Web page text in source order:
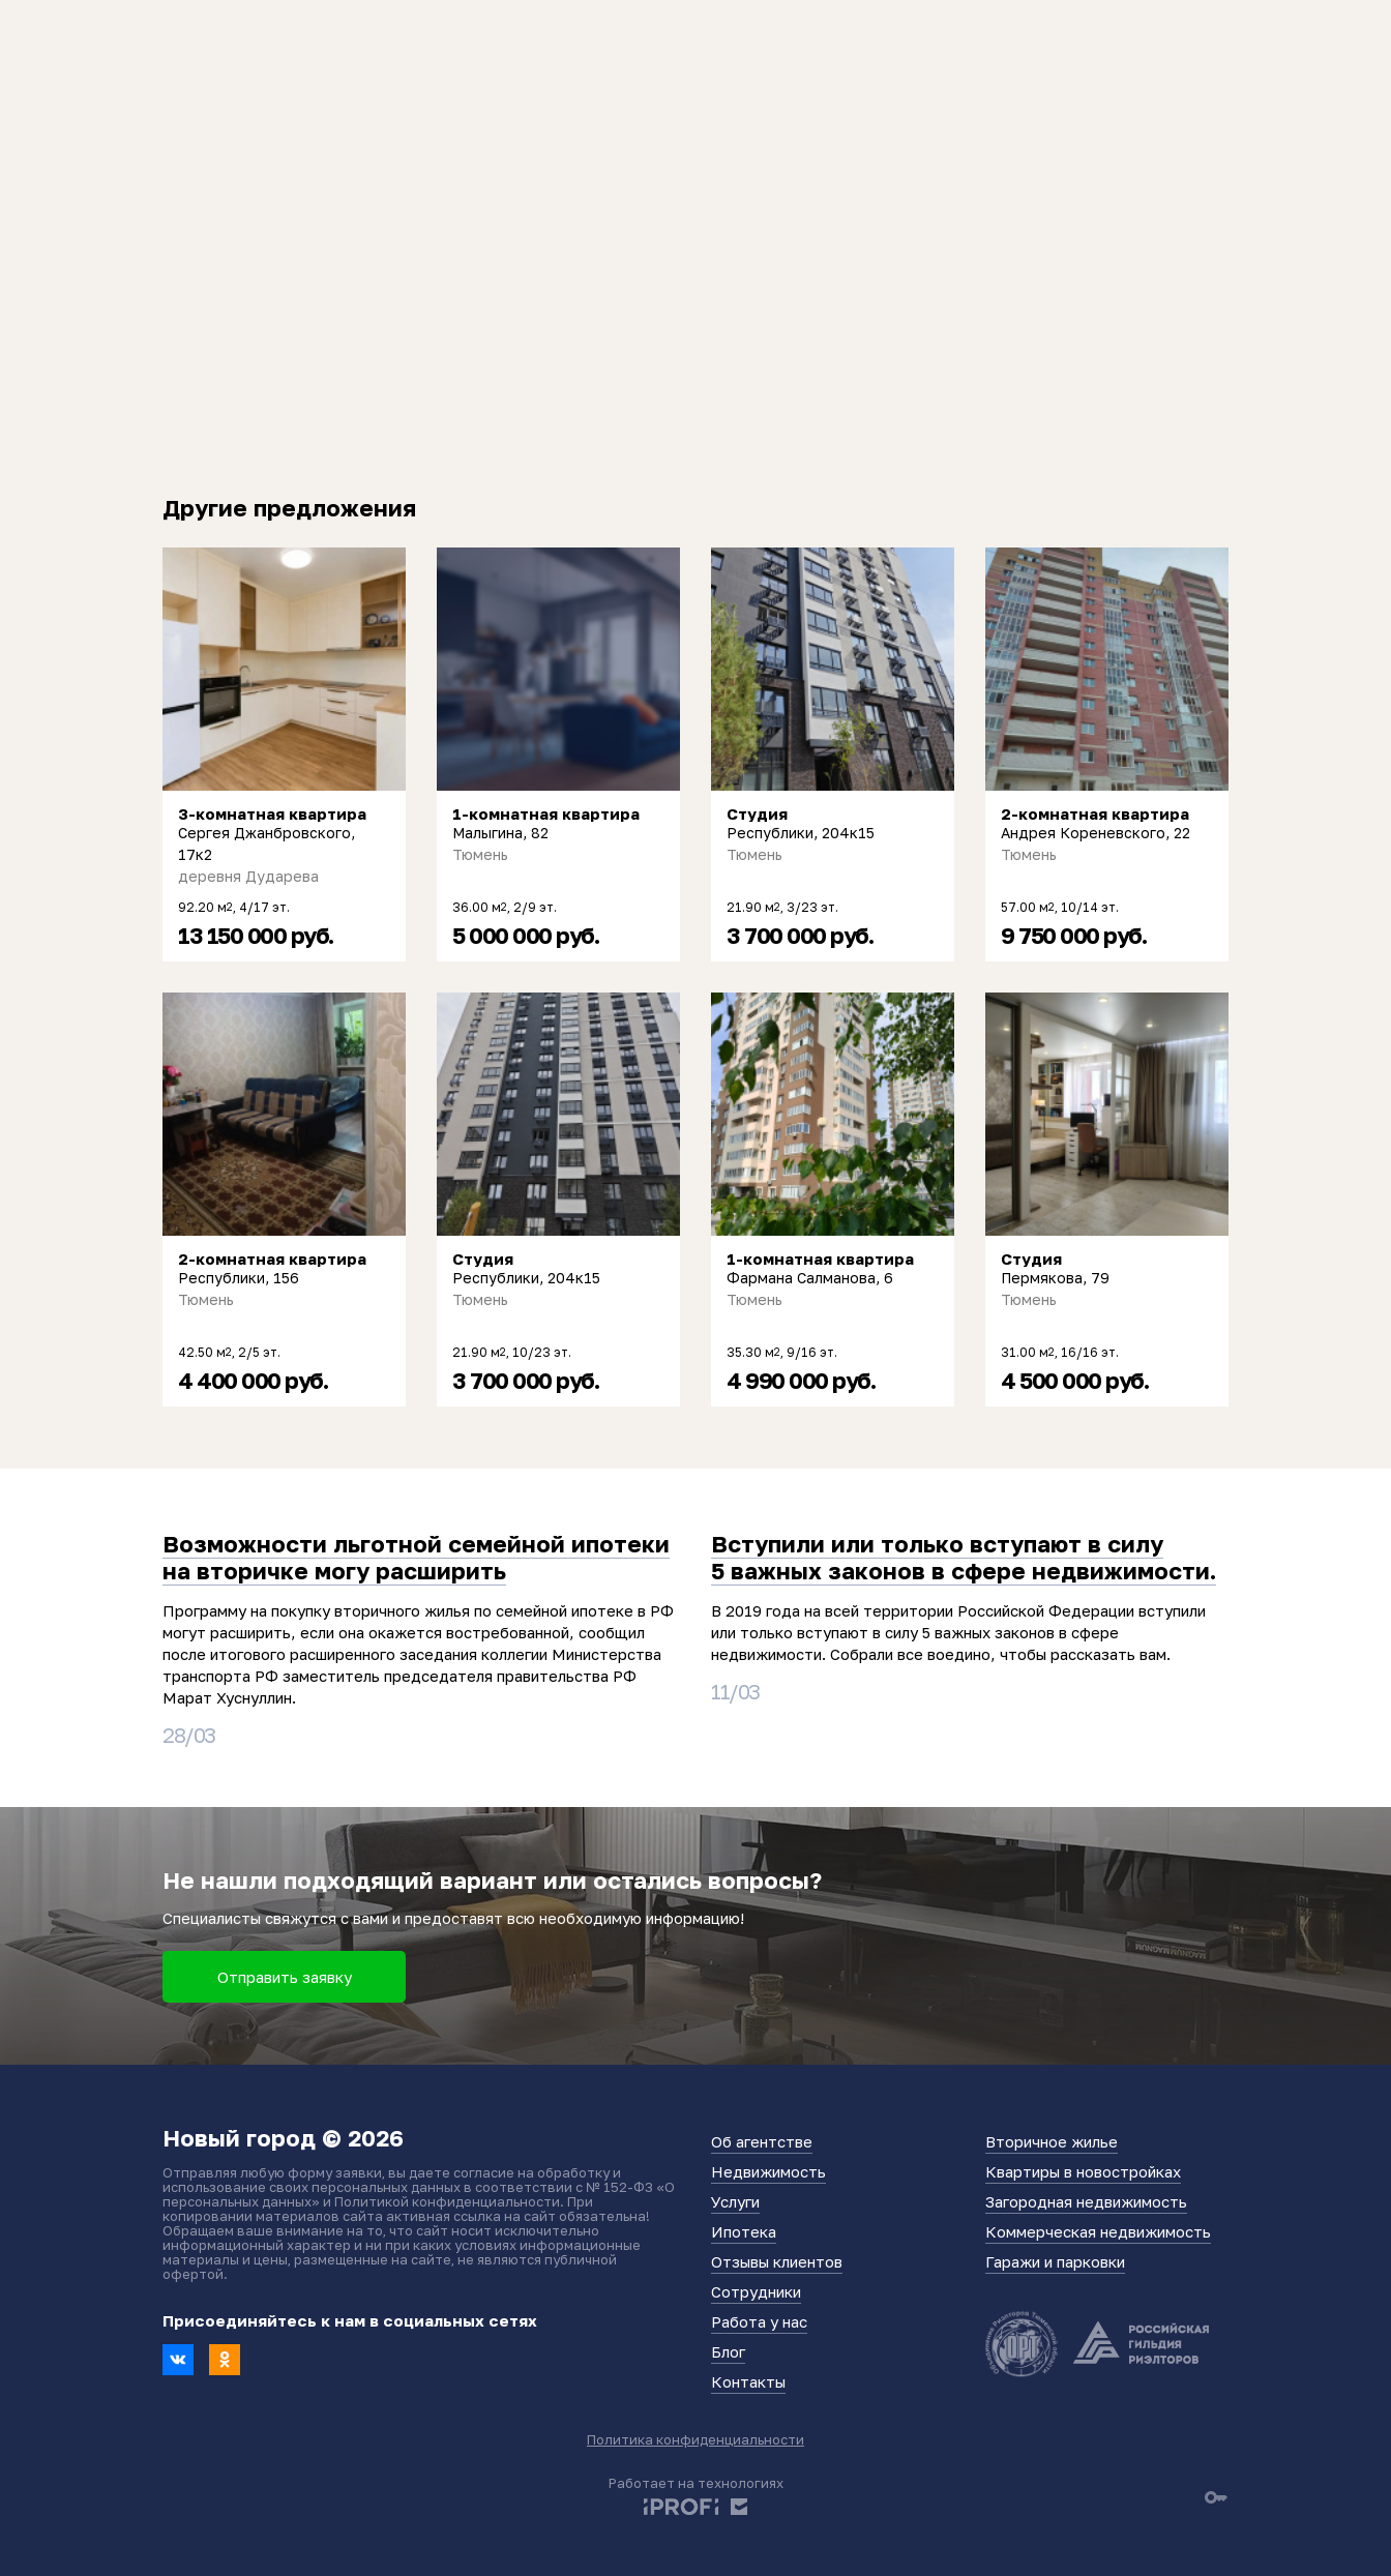
Другие предложения
3-комнатная квартира
Сергея Джанбровского,
17к2
деревня Дударева
92.20 м2, 4/17 эт.
13 150 000 руб.
1-комнатная квартира
Малыгина, 82
Тюмень
36.00 м2, 2/9 эт.
5 000 000 руб.
Студия
Республики, 204к15
Тюмень
21.90 м2, 3/23 эт.
3 700 000 руб.
2-комнатная квартира
Андрея Кореневского, 22
Тюмень
57.00 м2, 10/14 эт.
9 750 000 руб.
2-комнатная квартира
Республики, 156
Тюмень
42.50 м2, 2/5 эт.
4 400 000 руб.
Студия
Республики, 204к15
Тюмень
21.90 м2, 10/23 эт.
3 700 000 руб.
1-комнатная квартира
Фармана Салманова, 6
Тюмень
35.30 м2, 9/16 эт.
4 990 000 руб.
Студия
Пермякова, 79
Тюмень
31.00 м2, 16/16 эт.
4 500 000 руб.
Возможности льготной семейной ипотеки
на вторичке могу расширить
Программу на покупку вторичного жилья по семейной ипотеке в РФ
могут расширить, если она окажется востребованной, сообщил
после итогового расширенного заседания коллегии Министерства
транспорта РФ заместитель председателя правительства РФ
Марат Хуснуллин.
28/03
Вступили или только вступают в силу
5 важных законов в сфере недвижимости.
В 2019 года на всей территории Российской Федерации вступили
или только вступают в силу 5 важных законов в сфере
недвижимости. Собрали все воедино, чтобы рассказать вам.
11/03
Не нашли подходящий вариант или остались вопросы?
Специалисты свяжутся с вами и предоставят всю необходимую информацию!
Отправить заявку
Новый город © 2026
Отправляя любую форму заявки, вы даете согласие на обработку и
использование своих персональных данных в соответствии с № 152-ФЗ «О
персональных данных» и Политикой конфиденциальности. При
копировании материалов сайта активная ссылка на сайт обязательна!
Обращаем ваше внимание на то, что сайт носит исключительно
информационный характер и ни при каких условиях информационные
материалы и цены, размещенные на сайте, не являются публичной
офертой.
Присоединяйтесь к нам в социальных сетях
Об агентстве
Недвижимость
Услуги
Ипотека
Отзывы клиентов
Сотрудники
Работа у нас
Блог
Контакты
Вторичное жилье
Квартиры в новостройках
Загородная недвижимость
Коммерческая недвижимость
Гаражи и парковки
key
Политика конфиденциальности
Работает на технологиях